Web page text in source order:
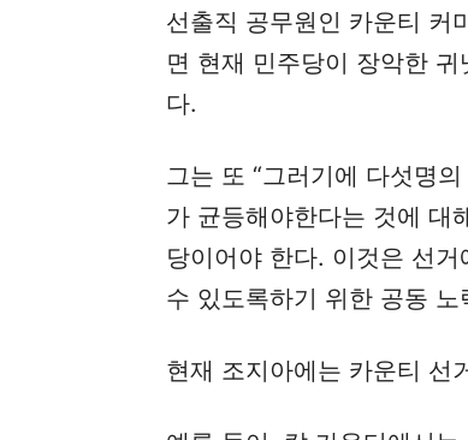
선출직 공무원인 카운티 커
면 현재 민주당이 장악한
다.
그는 또 “그러기에 다섯명
가 균등해야한다는 것에 대
당이어야 한다. 이것은 선
수 있도록하기 위한 공동
현재 조지아에는 카운티 선